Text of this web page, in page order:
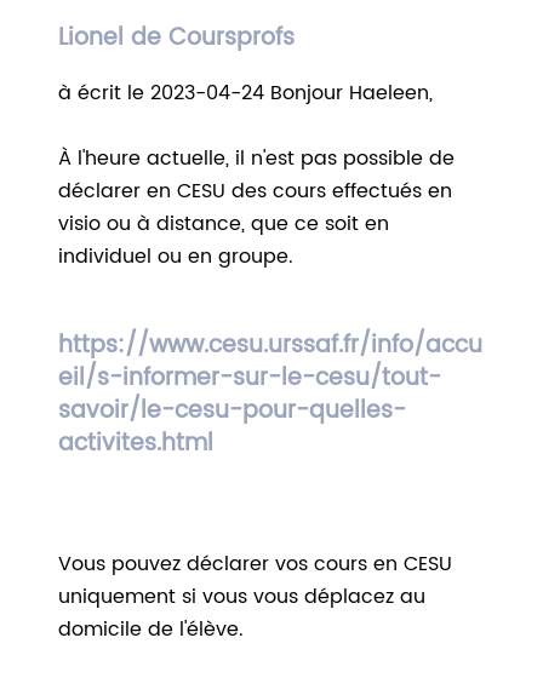
Lionel de Coursprofs
à écrit le 2023-04-24 Bonjour Haeleen,
À l'heure actuelle, il n'est pas possible de
déclarer en CESU des cours effectués en
visio ou à distance, que ce soit en
individuel ou en groupe.
https://www.cesu.urssaf.fr/info/accu
eil/s-informer-sur-le-cesu/tout-
savoir/le-cesu-pour-quelles-
activites.html
Vous pouvez déclarer vos cours en CESU
uniquement si vous vous déplacez au
domicile de l'élève.